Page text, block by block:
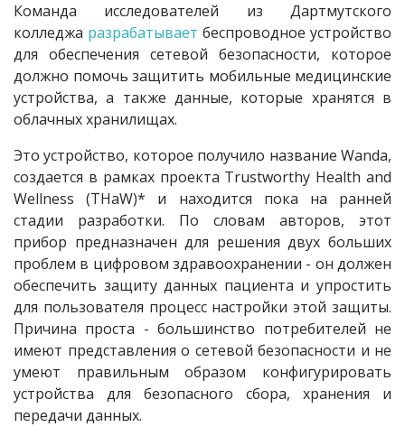
Команда исследователей из Дартмутского
колледжа разрабатывает беспроводное устройство
для обеспечения сетевой безопасности, которое
должно помочь защитить мобильные медицинские
устройства, а также данные, которые хранятся в
облачных хранилищах.
Это устройство, которое получило название Wanda,
создается в рамках проекта Trustworthy Health and
Wellness (THaW)* и находится пока на ранней
стадии разработки. По словам авторов, этот
прибор предназначен для решения двух больших
проблем в цифровом здравоохранении - он должен
обеспечить защиту данных пациента и упростить
для пользователя процесс настройки этой защиты.
Причина проста - большинство потребителей не
имеют представления о сетевой безопасности и не
умеют правильным образом конфигурировать
устройства для безопасного сбора, хранения и
передачи данных.